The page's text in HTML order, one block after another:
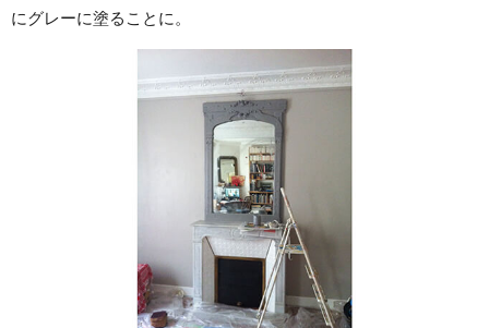
にグレーに塗ることに。